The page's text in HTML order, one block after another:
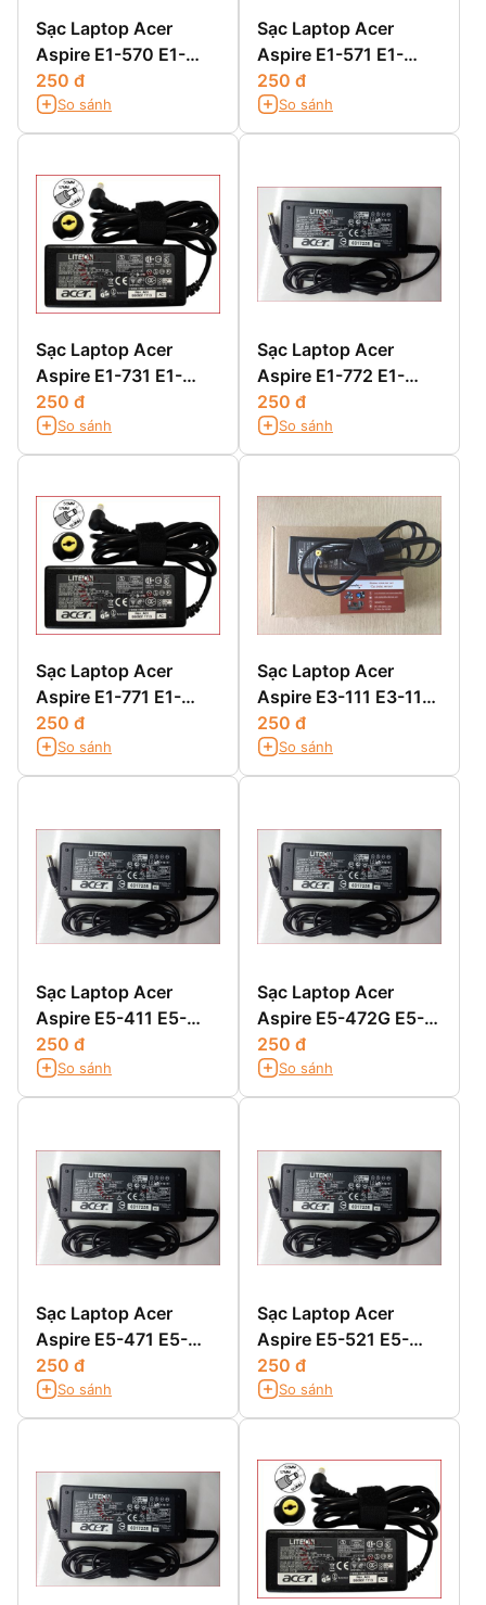
Sạc Laptop Acer
Aspire E1-570 E1-
570G
250 đ
So sánh
Sạc Laptop Acer
Aspire E1-571 E1-
571G
250 đ
So sánh
Sạc Laptop Acer
Aspire E1-731 E1-
731G E1-732G
250 đ
So sánh
Sạc Laptop Acer
Aspire E1-772 E1-
772G
250 đ
So sánh
Sạc Laptop Acer
Aspire E1-771 E1-
771G
250 đ
So sánh
Sạc Laptop Acer
Aspire E3-111 E3-112
E3-112M
250 đ
So sánh
Sạc Laptop Acer
Aspire E5-411 E5-
411G E5-421 E5-
421G
250 đ
So sánh
Sạc Laptop Acer
Aspire E5-472G E5-
511 E5-511G E5-511P
250 đ
So sánh
Sạc Laptop Acer
Aspire E5-471 E5-
471G E5-471P E5-
471PG
250 đ
So sánh
Sạc Laptop Acer
Aspire E5-521 E5-
521G E5-531 E5-531G
250 đ
So sánh